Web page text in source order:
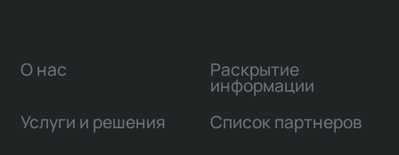
О нас
Услуги и решения
Раскрытие
информации
Список партнеров